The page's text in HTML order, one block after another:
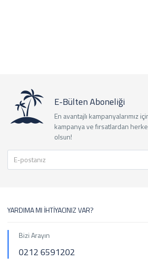
E-Bülten Aboneliği
En avantajlı kampanyalarımız
kampanya ve fırsatlardan
olsun!
YARDIMA MI İHTİYACINIZ VAR?
Bizi Arayın
0212 6591202